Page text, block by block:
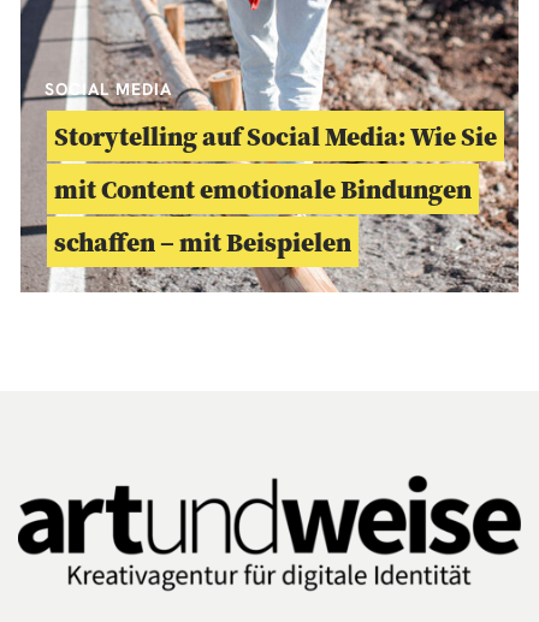
SOCIAL MEDIA
Storytelling auf Social Media: Wie Sie
mit Content emotionale Bindungen
schaffen – mit Beispielen